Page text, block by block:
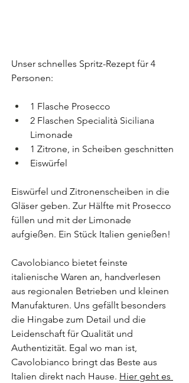
Unser schnelles Spritz-Rezept für 4
Personen:
1 Flasche Prosecco
2 Flaschen Specialità Siciliana
Limonade
1 Zitrone, in Scheiben geschnitten
Eiswürfel
Eiswürfel und Zitronenscheiben in die
Gläser geben. Zur Hälfte mit Prosecco
füllen und mit der Limonade
aufgießen. Ein Stück Italien genießen!
Cavolobianco bietet feinste
italienische Waren an, handverlesen
aus regionalen Betrieben und kleinen
Manufakturen. Uns gefällt besonders
die Hingabe zum Detail und die
Leidenschaft für Qualität und
Authentizität. Egal wo man ist,
Cavolobianco bringt das Beste aus
Italien direkt nach Hause. Hier geht es